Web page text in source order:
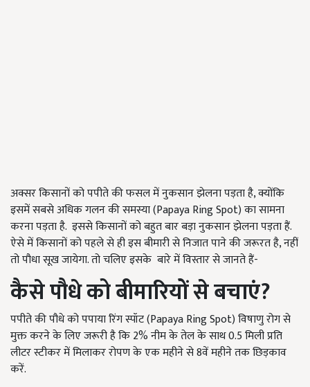
अक्सर किसानों को पपीते की फसल में नुकसान झेलना पड़ता है, क्योंकि
इसमें सबसे अधिक गलन की समस्या (Papaya Ring Spot) का सामना
करना पड़ता है. इससे किसानों को बहुत बार बड़ा नुकसान झेलना पड़ता हैं.
ऐसे में किसानों को पहले से ही इस बीमारी से निजात पाने की जरूरत है, नहीं
तो पौधा सूख जायेगा. तो चलिए इसके बारे में विस्तार से जानते हैं-
कैसे पौधे को बीमारियों से बचाएं?
पपीते की पौधे को पपाया रिंग स्पॉट (Papaya Ring Spot)विषाणु रोग से
मुक्त करने के लिए जरूरी है कि2%नीम के तेल के साथ0.5मिली प्रति
लीटर स्टीकर में मिलाकर रोपण के एक महीने से 8वें महीने तक छिड़काव
करें.